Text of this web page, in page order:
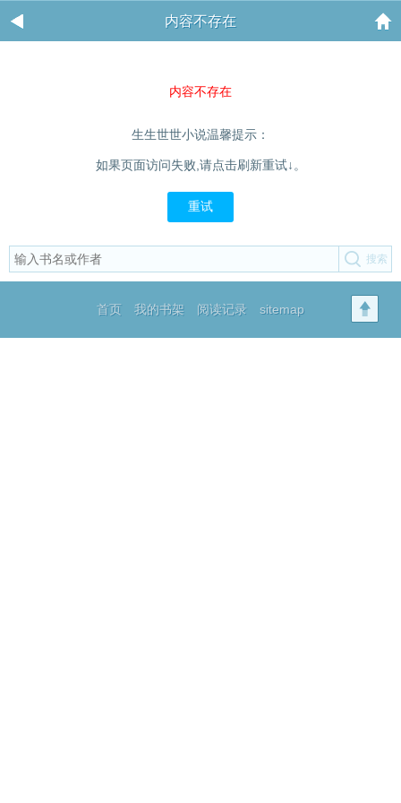
内容不存在
内容不存在
生生世世小说温馨提示：
如果页面访问失败,请点击刷新重试↓。
重试
首页 我的书架 阅读记录 sitemap